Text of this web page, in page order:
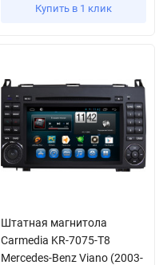
Купить в 1 клик
Штатная магнитола
Carmedia KR-7075-T8
Mercedes-Benz Viano (2003-